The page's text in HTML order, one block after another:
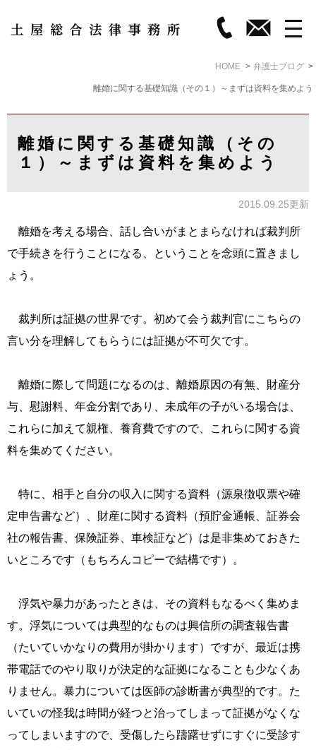
HOME 弁護士ブログ
離婚に関する基礎知識（その１）～まずは資料を集めよう
離婚に関する基礎知識（その
１）～まずは資料を集めよう
2015.09.25更新
離婚を考える場合、話し合いがまとまらなければ裁判所
で手続きを行うことになる、ということを念頭に置きまし
ょう。
裁判所は証拠の世界です。初めて会う裁判官にこちらの
言い分を理解してもらうには証拠が不可欠です。
離婚に際して問題になるのは、離婚原因の有無、財産分
与、慰謝料、年金分割であり、未成年の子がいる場合は、
これらに加えて親権、養育費ですので、これらに関する資
料を集めてください。
特に、相手と自分の収入に関する資料（源泉徴収票や確
定申告書など）、財産に関する資料（預貯金通帳、証券会
社の報告書、保険証券、車検証など）は是非集めておきた
いところです（もちろんコピーで結構です）。
浮気や暴力があったときは、その資料もなるべく集めま
す。浮気については典型的なものは興信所の調査報告書
（たいていかなりの費用が掛かります）ですが、最近は携
帯電話でのやり取りが決定的な証拠になることも少なくあ
りません。暴力については医師の診断書が典型的です。た
いていの怪我は時間が経つと治ってしまって証拠がなくな
ってしまいますので、受傷したら躊躇せずにすぐに受診す